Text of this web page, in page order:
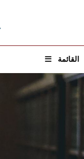
القائمة